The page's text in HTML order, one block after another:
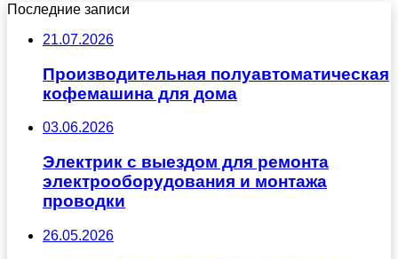
Последние записи
21.07.2026
Производительная полуавтоматическая
кофемашина для дома
03.06.2026
Электрик с выездом для ремонта
электрооборудования и монтажа
проводки
26.05.2026